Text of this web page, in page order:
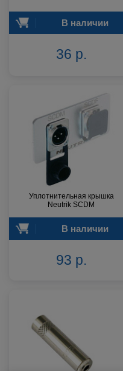
В наличии
36 р.
Уплотнительная крышка
Neutrik SCDM
В наличии
93 р.